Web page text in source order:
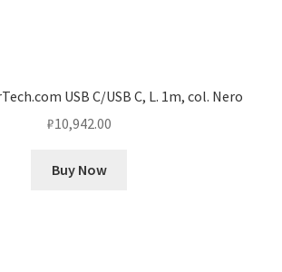
USB C/USB C, L. 1m, col. Nero
₽10,942.00
Buy Now